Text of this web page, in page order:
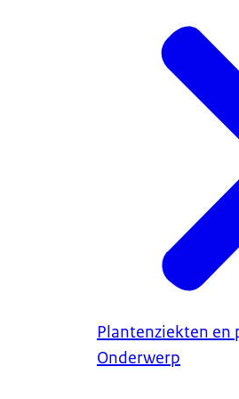
Plantenziekten en
Onderwerp